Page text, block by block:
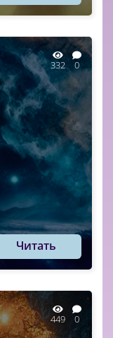
332 0
Читать
449 0